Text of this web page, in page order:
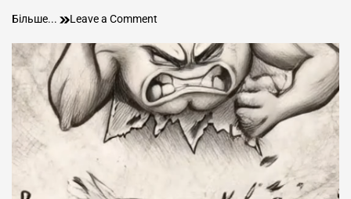
Більше... Ще
вмерла
Україна.
Рок
група
“Сірий
горобець”
Leave a Comment
не
вмерла
Україна.
Рок
група
“Сірий
горобець”